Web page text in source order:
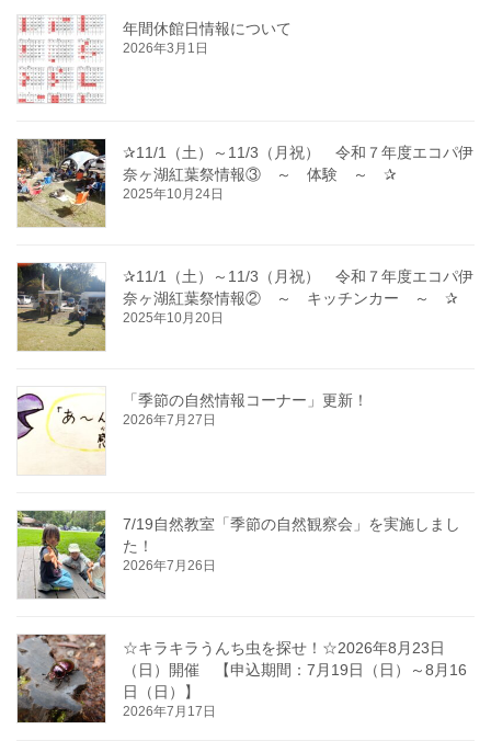
年間休館日情報について
2026年3月1日
✰11/1（土）～11/3（月祝） 令和７年度エコパ伊
奈ヶ湖紅葉祭情報③ ～ 体験 ～ ✰
2025年10月24日
✰11/1（土）～11/3（月祝） 令和７年度エコパ伊
奈ヶ湖紅葉祭情報② ～ キッチンカー ～ ✰
2025年10月20日
「季節の自然情報コーナー」更新！
2026年7月27日
7/19自然教室「季節の自然観察会」を実施しまし
た！
2026年7月26日
☆キラキラうんち虫を探せ！☆2026年8月23日
（日）開催 【申込期間：7月19日（日）～8月16
日（日）】
2026年7月17日